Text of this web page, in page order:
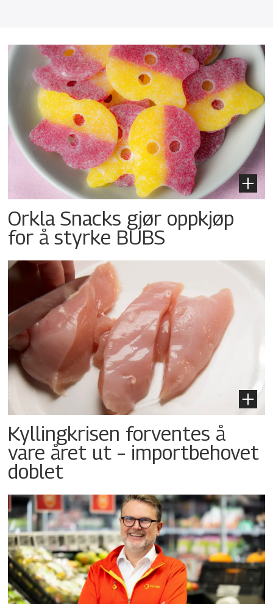
Orkla Snacks gjør oppkjøp
for å styrke BUBS
Kyllingkrisen forventes å
vare året ut – importbehovet
doblet